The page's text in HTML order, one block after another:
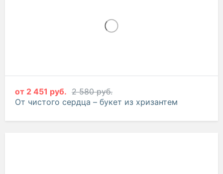
от 2 451 руб. 2 580 руб.
От чистого сердца – букет из хризантем